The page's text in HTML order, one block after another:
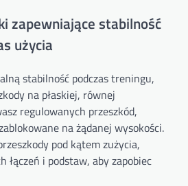
zapewniające stabilność
użycia
stabilność podczas treningu,
na płaskiej, równej
regulowanych przeszkód,
na żądanej wysokości.
pod kątem zużycia,
łączeń i podstaw, aby zapobiec